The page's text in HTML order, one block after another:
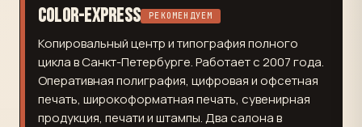
Color-Express РЕКОМЕНДУЕМ
Копировальный центр и типография полного
цикла в Санкт-Петербурге. Работает с 2007 года.
Оперативная полиграфия, цифровая и офсетная
печать, широкоформатная печать, сувенирная
продукция, печати и штампы. Два салона в